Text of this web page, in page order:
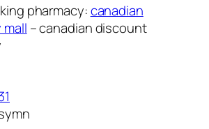
pharmacy:canadian
– canadian discount